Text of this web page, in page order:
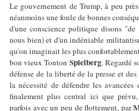
Le gouvernement de Trump, à peu
néanmoins une foule de bonnes
d'une conscience politique disons
nous bien) et d'un indéniable
qu'on imaginait les plus
bon vieux Tonton Spielberg. Regardé
défense de la liberté de la presse et
la nécessité de défendre les
finalement plus central ici que
parfois avec un peu de flottement, par